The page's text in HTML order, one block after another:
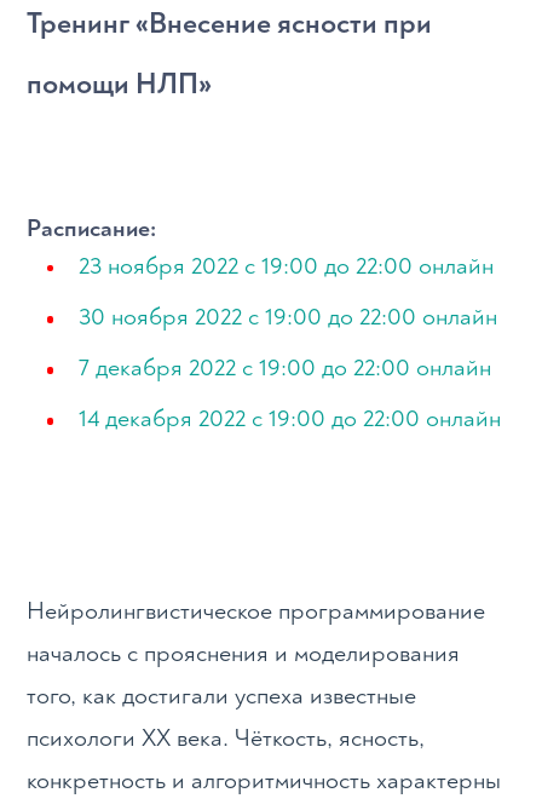
Тренинг «Внесение ясности при
помощи НЛП»
Расписание:
23 ноября 2022 с 19:00 до 22:00 онлайн
30 ноября 2022 с 19:00 до 22:00 онлайн
7 декабря 2022 с 19:00 до 22:00 онлайн
14 декабря 2022 с 19:00 до 22:00 онлайн
Нейролингвистическое программирование
началось с прояснения и моделирования
того, как достигали успеха известные
психологи ХХ века. Чёткость, ясность,
конкретность и алгоритмичность характерны